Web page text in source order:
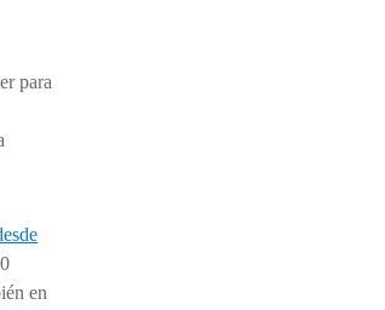
para
en